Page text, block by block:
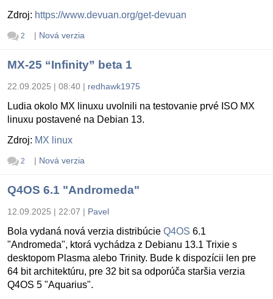
Zdroj: https://www.devuan.org/get-devuan
2 | Nová verzia
MX-25 “Infinity” beta 1
22.09.2025 | 08:40 | redhawk1975
Ludia okolo MX linuxu uvolnili na testovanie prvé ISO MX
linuxu postavené na Debian 13.
Zdroj: MX linux
2 | Nová verzia
Q4OS 6.1 "Andromeda"
12.09.2025 | 22:07 | Pavel
Bola vydaná nová verzia distribúcie Q4OS 6.1
"Andromeda", ktorá vychádza z Debianu 13.1 Trixie s
desktopom Plasma alebo Trinity. Bude k dispozícii len pre
64 bit architektúru, pre 32 bit sa odporúča staršia verzia
Q4OS 5 "Aquarius".